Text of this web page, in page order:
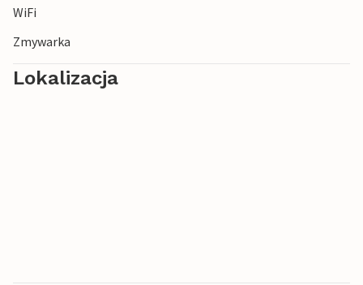
WiFi
Zmywarka
Lokalizacja